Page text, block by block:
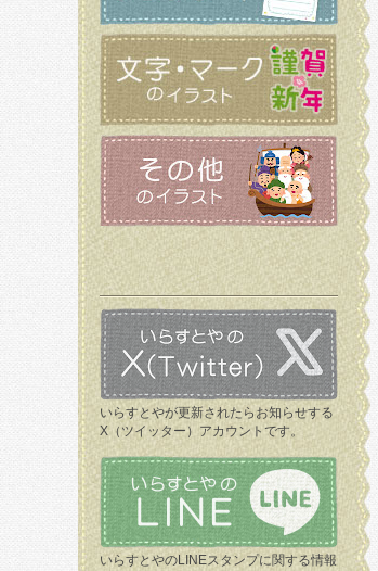
いらすとやが更新されたらお知らせする
X（ツイッター）アカウントです。
いらすとやのLINEスタンプに関する情報